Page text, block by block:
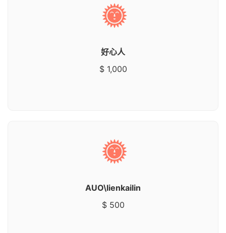
好心人
$ 1,000
AUO\lienkailin
$ 500